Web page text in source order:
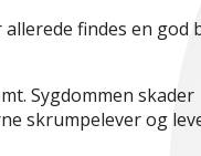
findes en god
Sygdommen skader
skrumpelever og